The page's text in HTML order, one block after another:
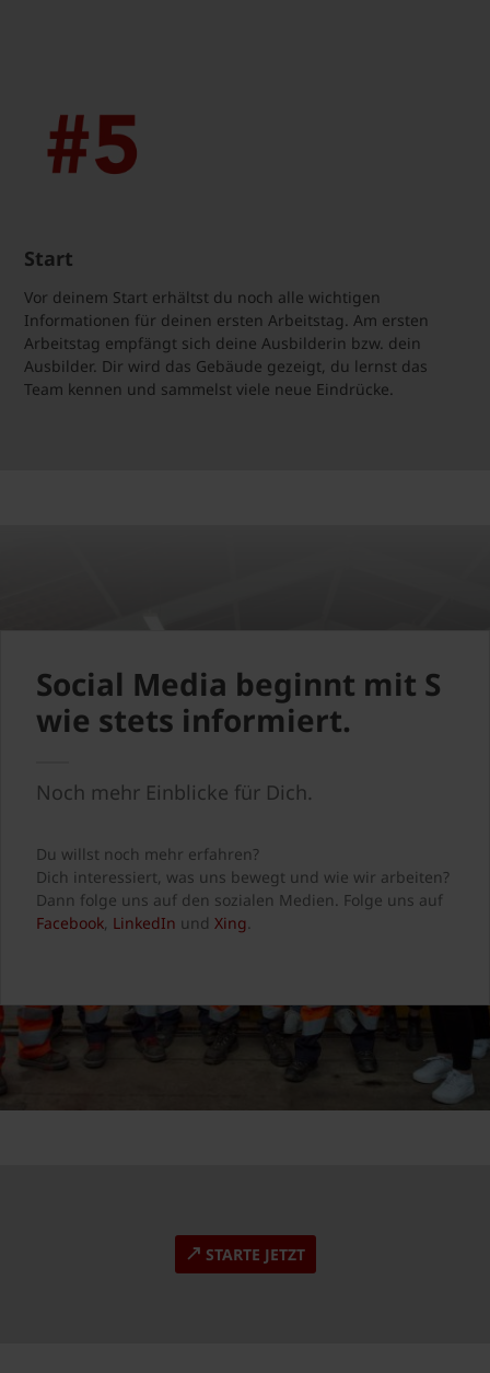
Start
Vor deinem Start erhältst du noch alle wichtigen
Informationen für deinen ersten Arbeitstag. Am ersten
Arbeitstag empfängt sich deine Ausbilderin bzw. dein
Ausbilder. Dir wird das Gebäude gezeigt, du lernst das
Team kennen und sammelst viele neue Eindrücke.
Social Media beginnt mit S
wie stets informiert.
Noch mehr Einblicke für Dich.
Du willst noch mehr erfahren?
Dich interessiert, was uns bewegt und wie wir arbeiten?
Dann folge uns auf den sozialen Medien. Folge uns auf
Facebook LinkedIn und Xing
STARTE JETZT